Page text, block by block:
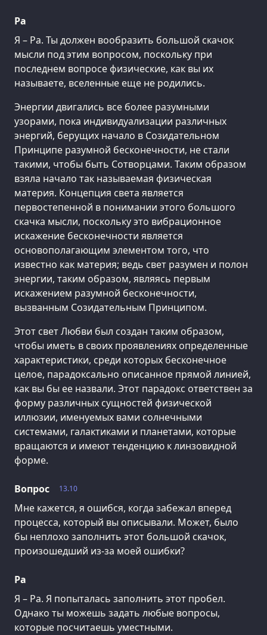
Ра
Я – Ра. Ты должен вообразить большой скачок
мысли под этим вопросом, поскольку при
последнем вопросе физические, как вы их
называете, вселенные еще не родились.
Энергии двигались все более разумными
узорами, пока индивидуализации различных
энергий, берущих начало в Созидательном
Принципе разумной бесконечности, не стали
такими, чтобы быть Сотворцами. Таким образом
взяла начало так называемая физическая
материя. Концепция света является
первостепенной в понимании этого большого
скачка мысли, поскольку это вибрационное
искажение бесконечности является
основополагающим элементом того, что
известно как материя; ведь свет разумен и полон
энергии, таким образом, являясь первым
искажением разумной бесконечности,
вызванным Созидательным Принципом.
Этот свет Любви был создан таким образом,
чтобы иметь в своих проявлениях определенные
характеристики, среди которых бесконечное
целое, парадоксально описанное прямой линией,
как вы бы ее назвали. Этот парадокс ответствен за
форму различных сущностей физической
иллюзии, именуемых вами солнечными
системами, галактиками и планетами, которые
вращаются и имеют тенденцию к линзовидной
форме.
13.10
Вопрос
Мне кажется, я ошибся, когда забежал вперед
процесса, который вы описывали. Может, было
бы неплохо заполнить этот большой скачок,
произошедший из-за моей ошибки?
Ра
Я – Ра. Я попыталась заполнить этот пробел.
Однако ты можешь задать любые вопросы,
которые посчитаешь уместными.